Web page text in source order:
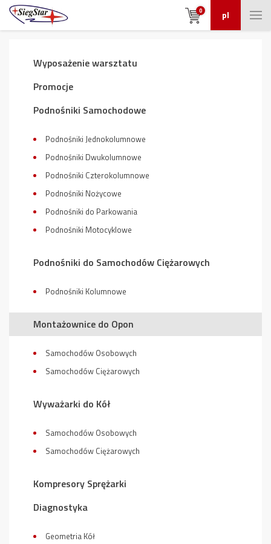
pl
0
Wyposażenie warsztatu
Promocje
Podnośniki Samochodowe
Podnośniki Jednokolumnowe
Podnośniki Dwukolumnowe
Podnośniki Czterokolumnowe
Podnośniki Nożycowe
Podnośniki do Parkowania
Podnośniki Motocyklowe
Podnośniki do Samochodów Ciężarowych
Podnośniki Kolumnowe
Montażownice do Opon
Samochodów Osobowych
Samochodów Ciężarowych
Wyważarki do Kół
Samochodów Osobowych
Samochodów Ciężarowych
Kompresory Sprężarki
Diagnostyka
Geometria Kół